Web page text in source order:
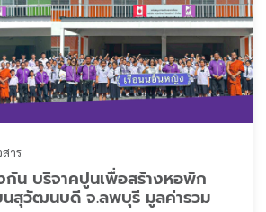
าร
น บริจาคปูนเพื่อสร้างหอพัก
นสุวัฒนบดี จ.ลพบุรี มูลค่ารวม